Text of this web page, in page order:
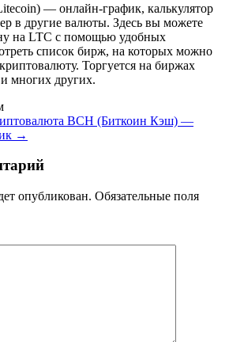
— онлайн-график, калькулятор
в другие валюты. Здесь вы можете
на LTC с помощью удобных
список бирж, на которых можно
Торгуется на биржах
многих других.
BCH (Биткоин Кэш) —
→
опубликован. Обязательные поля